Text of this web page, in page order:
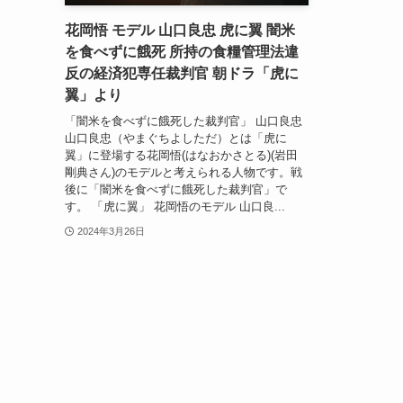
花岡悟 モデル 山口良忠 虎に翼 闇米
を食べずに餓死 所持の食糧管理法違
反の経済犯専任裁判官 朝ドラ「虎に
翼」より
「闇米を食べずに餓死した裁判官」 山口良忠
山口良忠（やまぐちよしただ）とは「虎に
翼」に登場する花岡悟(はなおかさとる)(岩田
剛典さん)のモデルと考えられる人物です。戦
後に「闇米を食べずに餓死した裁判官」で
す。 「虎に翼」 花岡悟のモデル 山口良...
2024年3月26日